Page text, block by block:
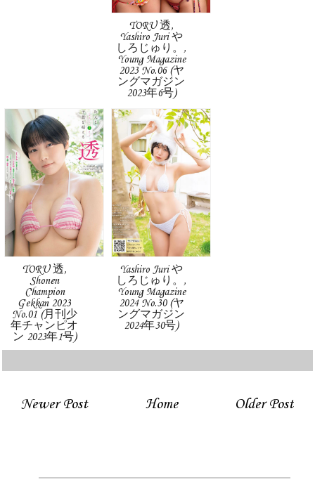
TORU 透,
Yashiro Juri や
しろじゅり。,
Young Magazine
2023 No.06 (ヤ
ングマガジン
2023年6号)
TORU 透,
Shonen
Champion
Gekkan 2023
No.01 (月刊少
年チャンピオ
ン 2023年1号)
Yashiro Juri や
しろじゅり。,
Young Magazine
2024 No.30 (ヤ
ングマガジン
2024年30号)
Newer Post Older Post
Home